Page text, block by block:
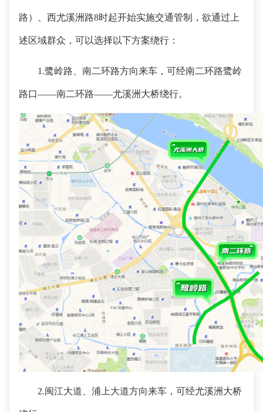
路）、西尤溪洲路8时起开始实施交通管制，欲通过上
述区域群众，可以选择以下方案绕行：
1.鹭岭路、南二环路方向来车，可经南二环路鹭岭
路口——南二环路——尤溪洲大桥绕行。
2.闽江大道、浦上大道方向来车，可经尤溪洲大桥